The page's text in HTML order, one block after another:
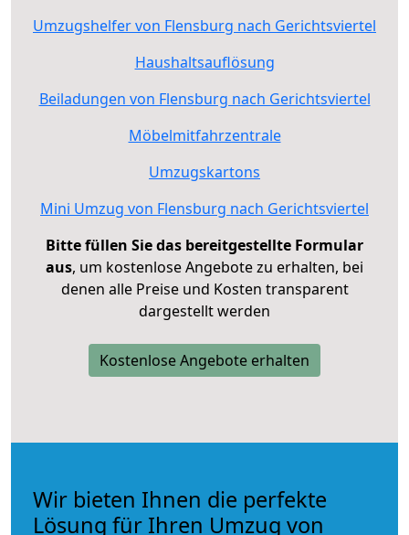
Umzugshelfer von Flensburg nach Gerichtsviertel
Haushaltsauflösung
Beiladungen von Flensburg nach Gerichtsviertel
Möbelmitfahrzentrale
Umzugskartons
Mini Umzug von Flensburg nach Gerichtsviertel
Bitte füllen Sie das bereitgestellte Formular
aus, um kostenlose Angebote zu erhalten, bei
denen alle Preise und Kosten transparent
dargestellt werden
Kostenlose Angebote erhalten
Wir bieten Ihnen die perfekte
Lösung für Ihren Umzug von